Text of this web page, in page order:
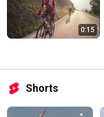
0:15
Shorts